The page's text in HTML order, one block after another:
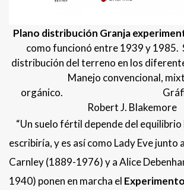
Plano distribución Granja
como funcionó entre 1939 y 1985.
distribución del terreno en los
Manejo convencional,
orgánico. Gráfica
Robert J. Blakemore
“Un suelo fértil depende del equilibrio
escribiría, y es así como Lady Eve junto
Carnley (1889-1976) y a Alice
1940) ponen en marcha el